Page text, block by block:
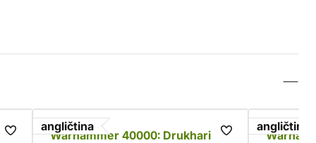
angličtina
Warhammer 40000: Drukhari
angličtina